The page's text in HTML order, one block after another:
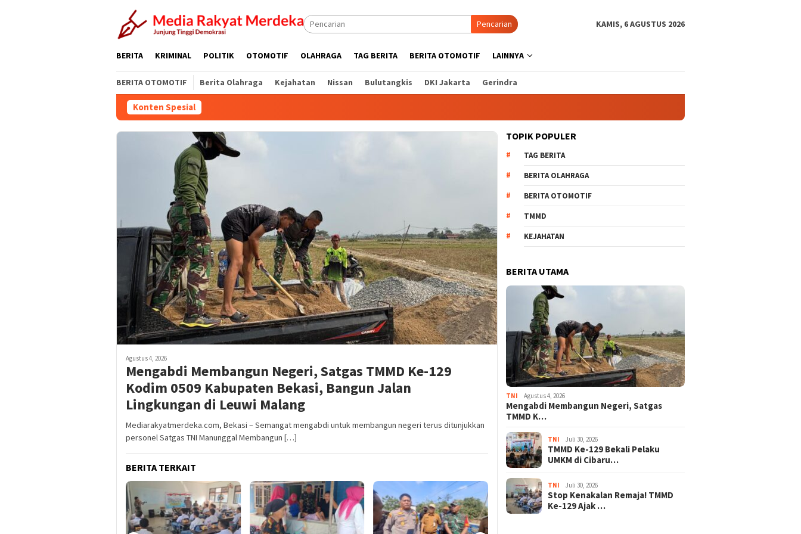
Pencarian KAMIS, 6 AGUSTUS 2026
BERITA KRIMINAL POLITIK OTOMOTIF OLAHRAGA TAG BERITA BERITA OTOMOTIF LAINNYA
BERITA OTOMOTIF Berita Olahraga Kejahatan Nissan Bulutangkis DKI Jakarta Gerindra
Konten Spesial
Agustus 4, 2026
Mengabdi Membangun Negeri, Satgas TMMD Ke-129
Kodim 0509 Kabupaten Bekasi, Bangun Jalan
Lingkungan di Leuwi Malang
Mediarakyatmerdeka.com, Bekasi – Semangat mengabdi untuk membangun negeri terus ditunjukkan
personel Satgas TNI Manunggal Membangun […]
BERITA TERKAIT
TOPIK POPULER
TAG BERITA
BERITA OLAHRAGA
BERITA OTOMOTIF
TMMD
KEJAHATAN
BERITA UTAMA
TNI Agustus 4, 2026
Mengabdi Membangun Negeri, Satgas
TMMD K…
TNI Juli 30, 2026
TMMD Ke-129 Bekali Pelaku
UMKM di Cibaru…
TNI Juli 30, 2026
Stop Kenakalan Remaja! TMMD
Ke-129 Ajak …